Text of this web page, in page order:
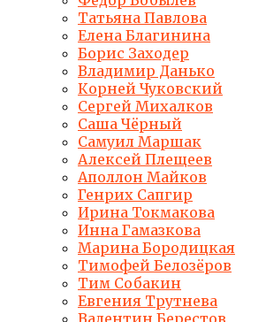
Татьяна Павлова
Елена Благинина
Борис Заходер
Владимир Данько
Корней Чуковский
Сергей Михалков
Саша Чёрный
Самуил Маршак
Алексей Плещеев
Аполлон Майков
Генрих Сапгир
Ирина Токмакова
Инна Гамазкова
Марина Бородицкая
Тимофей Белозёров
Тим Собакин
Евгения Трутнева
Валентин Берестов